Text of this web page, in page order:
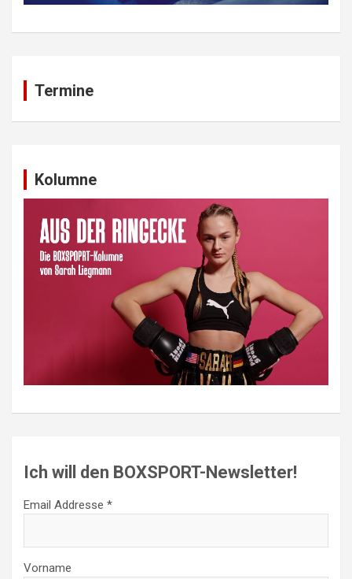
Termine
Kolumne
Ich will den BOXSPORT-Newsletter!
Email Addresse *
Vorname